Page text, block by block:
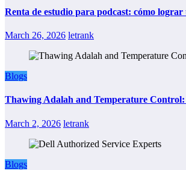
Renta de estudio para podcast: cómo
March 26, 2026 letrank
Blogs
Thawing Adalah and Temperature
March 2, 2026 letrank
Blogs